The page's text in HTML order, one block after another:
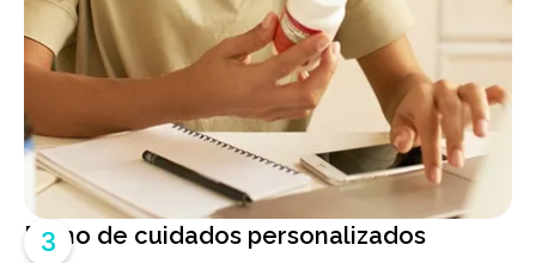
3
Plano de cuidados personalizados